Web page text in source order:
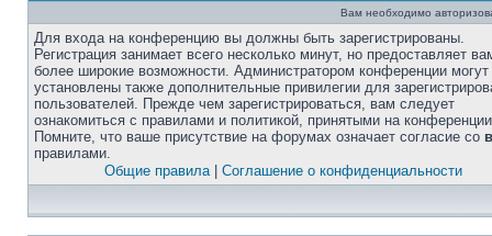
Вам необходимо
Для входа на конференцию вы должны быть зарегистрированы.
Регистрация занимает всего несколько минут, но предоставляет
более широкие возможности. Администратором конференции
установлены также дополнительные привилегии для
пользователей. Прежде чем зарегистрироваться, вам следует
ознакомиться с правилами и политикой, принятыми на
Помните, что ваше присутствие на форумах означает согласие со
правилами.
Общие правила| Соглашение о конфиденциальности